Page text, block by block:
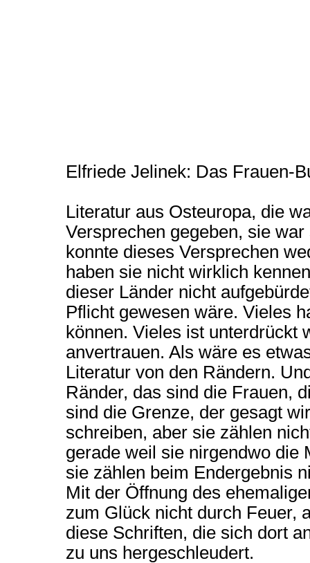
Elfriede Jelinek: Das Frauen-
Literatur aus Osteuropa, die
Versprechen gegeben, sie
konnte dieses Versprechen
haben sie nicht wirklich
dieser Länder nicht
Pflicht gewesen wäre. Vieles
können. Vieles ist unterdrückt
anvertrauen. Als wäre es
Literatur von den Rändern.
Ränder, das sind die Frauen,
sind die Grenze, der gesagt
schreiben, aber sie zählen
gerade weil sie nirgendwo die
sie zählen beim Endergebnis
Mit der Öffnung des
zum Glück nicht durch Feuer,
diese Schriften, die sich dort
zu uns hergeschleudert.